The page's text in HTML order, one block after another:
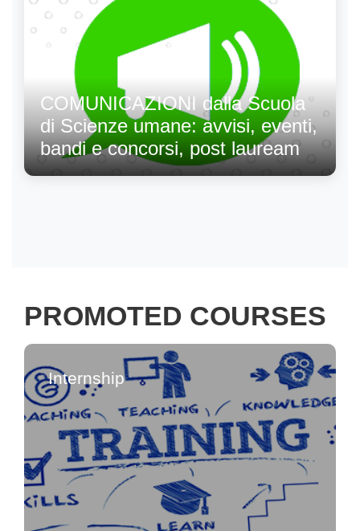
COMUNICAZIONI dalla Scuola
di Scienze umane: avvisi, eventi,
bandi e concorsi, post lauream
PROMOTED COURSES
Internship